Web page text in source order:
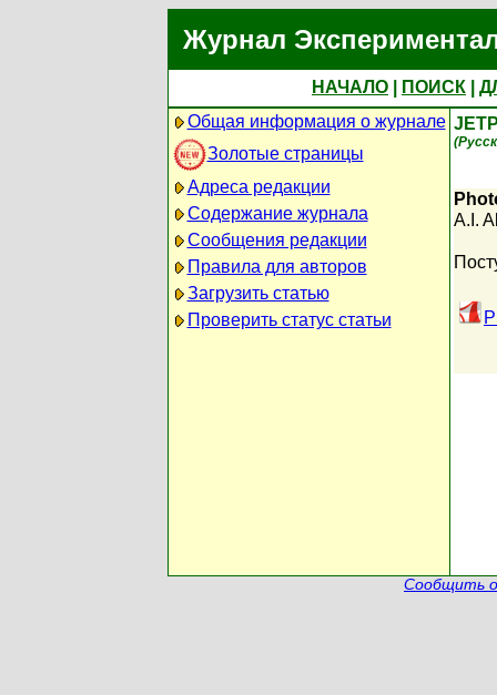
Журнал
НАЧАЛО ПОИСК
Общая информация о журнале
Золотые страницы
Адреса редакции
Содержание журнала
Сообщения редакции
Правила для авторов
Загрузить статью
Проверить статус статьи
A.I.
Сообщить о